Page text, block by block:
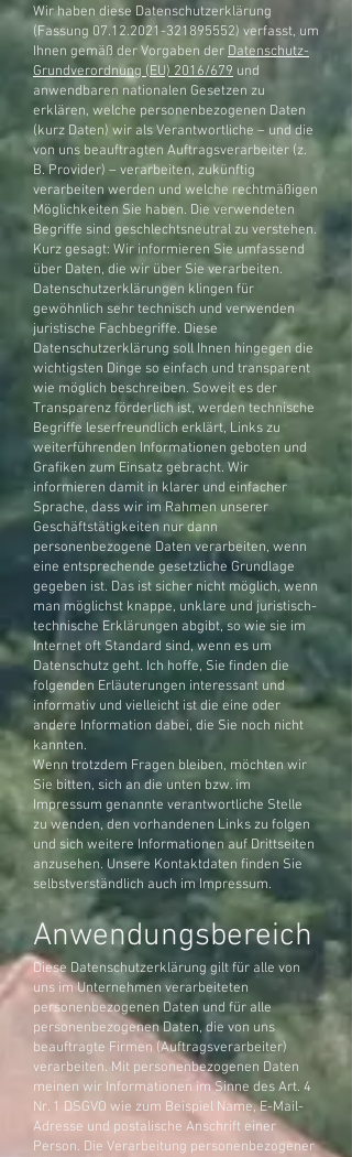
Wir haben diese Datenschutzerklärung
(Fassung 07.12.2021-321895552) verfasst, um
Ihnen gemäß der Vorgaben der Datenschutz-
Grundverordnung (EU) 2016/679 und
anwendbaren nationalen Gesetzen zu
erklären, welche personenbezogenen Daten
(kurz Daten) wir als Verantwortliche – und die
von uns beauftragten Auftragsverarbeiter (z.
B. Provider) – verarbeiten, zukünftig
verarbeiten werden und welche rechtmäßigen
Möglichkeiten Sie haben. Die verwendeten
Begriffe sind geschlechtsneutral zu verstehen.
Kurz gesagt: Wir informieren Sie umfassend
über Daten, die wir über Sie verarbeiten.
Datenschutzerklärungen klingen für
gewöhnlich sehr technisch und verwenden
juristische Fachbegriffe. Diese
Datenschutzerklärung soll Ihnen hingegen die
wichtigsten Dinge so einfach und transparent
wie möglich beschreiben. Soweit es der
Transparenz förderlich ist, werden technische
Begriffe leserfreundlich erklärt, Links zu
weiterführenden Informationen geboten und
Grafiken zum Einsatz gebracht. Wir
informieren damit in klarer und einfacher
Sprache, dass wir im Rahmen unserer
Geschäftstätigkeiten nur dann
personenbezogene Daten verarbeiten, wenn
eine entsprechende gesetzliche Grundlage
gegeben ist. Das ist sicher nicht möglich, wenn
man möglichst knappe, unklare und juristisch-
technische Erklärungen abgibt, so wie sie im
Internet oft Standard sind, wenn es um
Datenschutz geht. Ich hoffe, Sie finden die
folgenden Erläuterungen interessant und
informativ und vielleicht ist die eine oder
andere Information dabei, die Sie noch nicht
kannten.
Wenn trotzdem Fragen bleiben, möchten wir
Sie bitten, sich an die unten bzw. im
Impressum genannte verantwortliche Stelle
zu wenden, den vorhandenen Links zu folgen
und sich weitere Informationen auf Drittseiten
anzusehen. Unsere Kontaktdaten finden Sie
selbstverständlich auch im Impressum.
Anwendungsbereich
Diese Datenschutzerklärung gilt für alle von
uns im Unternehmen verarbeiteten
personenbezogenen Daten und für alle
personenbezogenen Daten, die von uns
beauftragte Firmen (Auftragsverarbeiter)
verarbeiten. Mit personenbezogenen Daten
meinen wir Informationen im Sinne des Art. 4
Nr. 1 DSGVO wie zum Beispiel Name, E-Mail-
Adresse und postalische Anschrift einer
Person. Die Verarbeitung personenbezogener